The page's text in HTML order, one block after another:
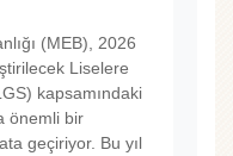
(MEB), 2026
Liselere
kapsamındaki
önemli bir
geçiriyor. Bu yıl